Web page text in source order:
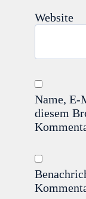
Website
Name, E-
diesem